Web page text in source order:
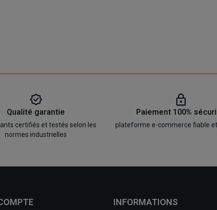
Qualité garantie
certifiés et testés selon les
normes industrielles
Paiement 100%
plateforme e-commerce fiable
INFORMATIONS